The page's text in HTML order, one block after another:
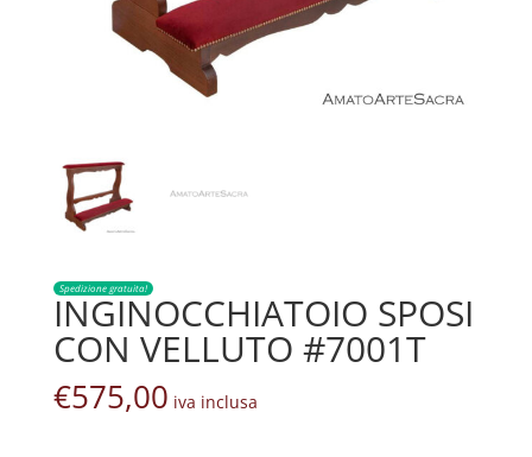
Spedizione gratuita!
INGINOCCHIATOIO SPOSI
CON VELLUTO #7001T
€575,00 iva inclusa